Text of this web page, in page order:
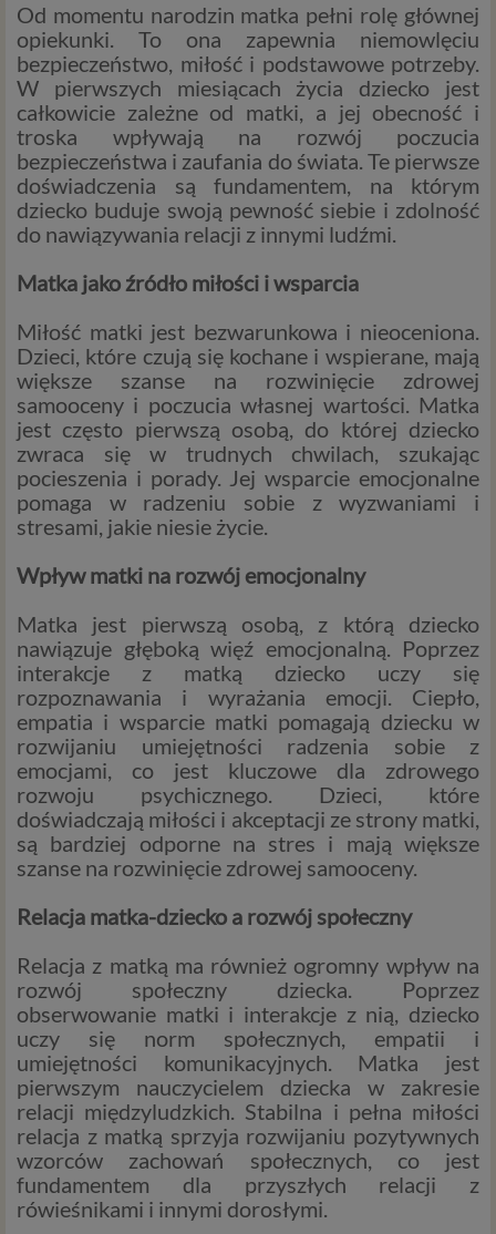
Od momentu narodzin matka pełni rolę głównej
opiekunki. To ona zapewnia niemowlęciu
bezpieczeństwo, miłość i podstawowe potrzeby.
W pierwszych miesiącach życia dziecko jest
całkowicie zależne od matki, a jej obecność i
troska wpływają na rozwój poczucia
bezpieczeństwa i zaufania do świata. Te pierwsze
doświadczenia są fundamentem, na którym
dziecko buduje swoją pewność siebie i zdolność
do nawiązywania relacji z innymi ludźmi.
Matka jako źródło miłości i wsparcia
Miłość matki jest bezwarunkowa i nieoceniona.
Dzieci, które czują się kochane i wspierane, mają
większe szanse na rozwinięcie zdrowej
samooceny i poczucia własnej wartości. Matka
jest często pierwszą osobą, do której dziecko
zwraca się w trudnych chwilach, szukając
pocieszenia i porady. Jej wsparcie emocjonalne
pomaga w radzeniu sobie z wyzwaniami i
stresami, jakie niesie życie.
Wpływ matki na rozwój emocjonalny
Matka jest pierwszą osobą, z którą dziecko
nawiązuje głęboką więź emocjonalną. Poprzez
interakcje z matką dziecko uczy się
rozpoznawania i wyrażania emocji. Ciepło,
empatia i wsparcie matki pomagają dziecku w
rozwijaniu umiejętności radzenia sobie z
emocjami, co jest kluczowe dla zdrowego
rozwoju psychicznego. Dzieci, które
doświadczają miłości i akceptacji ze strony matki,
są bardziej odporne na stres i mają większe
szanse na rozwinięcie zdrowej samooceny.
Relacja matka-dziecko a rozwój społeczny
Relacja z matką ma również ogromny wpływ na
rozwój społeczny dziecka. Poprzez
obserwowanie matki i interakcje z nią, dziecko
uczy się norm społecznych, empatii i
umiejętności komunikacyjnych. Matka jest
pierwszym nauczycielem dziecka w zakresie
relacji międzyludzkich. Stabilna i pełna miłości
relacja z matką sprzyja rozwijaniu pozytywnych
wzorców zachowań społecznych, co jest
fundamentem dla przyszłych relacji z
rówieśnikami i innymi dorosłymi.